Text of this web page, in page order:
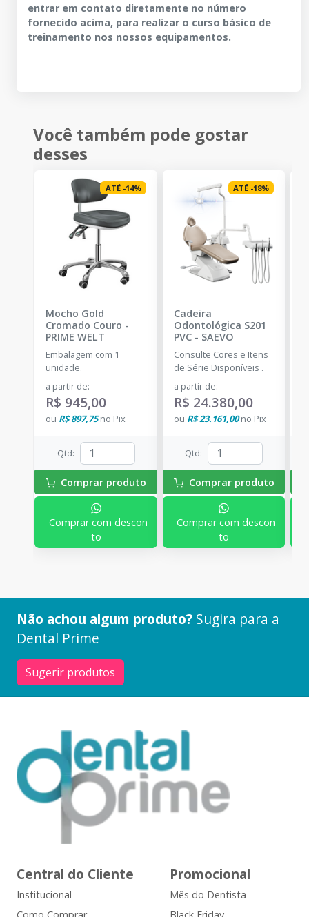
entrar em contato diretamente no número
fornecido acima, para realizar o curso básico de
treinamento nos nossos equipamentos.
Você também pode gostar
desses
ATÉ -14%
Mocho Gold
Cromado Couro -
PRIME WELT
Embalagem com 1
unidade.
a partir de:
R$ 945,00
ou R$ 897,75no Pix
Qtd:
Comprar produto
Comprar com descon
to
ATÉ -18%
Cadeira
Odontológica S201
PVC- SAEVO
Consulte Cores e Itens
de Série Disponíveis .
a partir de:
R$ 24.380,00
ou R$ 23.161,00no Pix
Qtd:
Comprar produto
Comprar com descon
to
Não achou algum produto? Sugira para a
Dental Prime
Sugerir produtos
Central do Cliente
Institucional
Promocional
Mês do Dentista